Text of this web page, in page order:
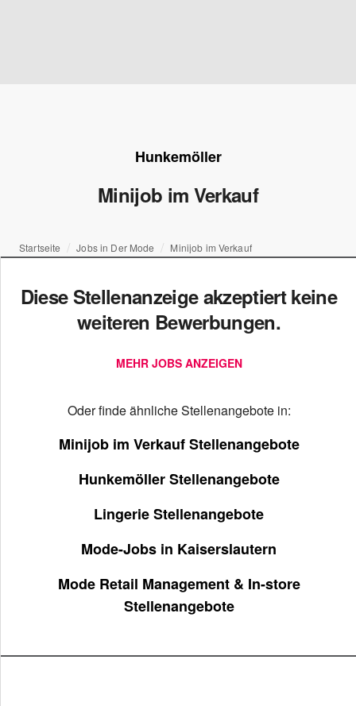
Hunkemöller
Minijob im Verkauf
Startseite Jobs in Der Mode Minijob im Verkauf
Diese Stellenanzeige akzeptiert keine
weiteren Bewerbungen.
MEHR JOBS ANZEIGEN
Oder finde ähnliche Stellenangebote in:
Minijob im Verkauf Stellenangebote
Hunkemöller Stellenangebote
Lingerie Stellenangebote
Mode-Jobs in Kaiserslautern
Mode Retail Management & In-store
Stellenangebote